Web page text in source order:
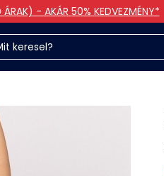
ÁRAK) - AKÁR 50% KEDVEZMÉNY*